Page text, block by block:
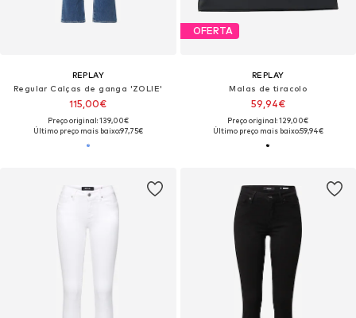
REPLAY
Regular Calças de ganga 'ZOLIE'
115,00€
Preço original: 139,00€
Último preço mais baixo:97,75€
OFERTA
REPLAY
Malas de tiracolo
59,94€
Preço original: 129,00€
Último preço mais baixo:59,94€